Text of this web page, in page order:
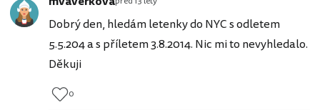
Dobrý den, hledám letenky do NYC s odletem
5.5.204 a s příletem 3.8.2014. Nic mi to nevyhledalo.
Děkuji
0